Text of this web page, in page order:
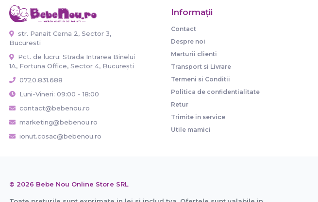
str. Panait Cerna 2, Sector 3,
Bucuresti
Pct. de lucru: Strada Intrarea Binelui
1A, Fortuna Office, Sector 4, București
0720.831.688
Luni-Vineri: 09:00 - 18:00
contact@bebenou.ro
marketing@bebenou.ro
ionut.cosac@bebenou.ro
Informaţii
Contact
Despre noi
Marturii clienti
Transport si Livrare
Termeni si Conditii
Politica de confidentialitate
Retur
Trimite in service
Utile mamici
© 2026 Bebe Nou Online Store SRL